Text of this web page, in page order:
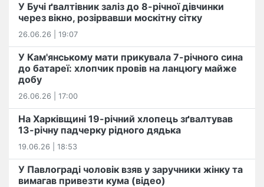
У Бучі ґвалтівник заліз до 8-річної дівчинки
через вікно, розірвавши москітну сітку
26.06.26 | 19:07
У Кам'янському мати прикувала 7-річного сина
до батареї: хлопчик провів на ланцюгу майже
добу
26.06.26 | 17:00
На Харківщині 19-річний хлопець​ ️зґвалтував
13-річну падчерку рідного дядька
19.06.26 | 18:53
У Павлограді чоловік взяв у заручники жінку та
вимагав привезти кума (відео)